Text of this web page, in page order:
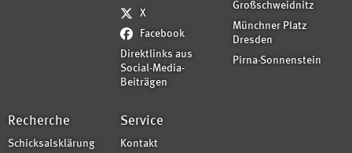
X
Facebook
Direktlinks aus
Social-Media-
Beiträgen
Großschweidnitz
Münchner Platz
Dresden
Pirna-Sonnenstein
Recherche
Schicksalsklärung
Service
Kontakt